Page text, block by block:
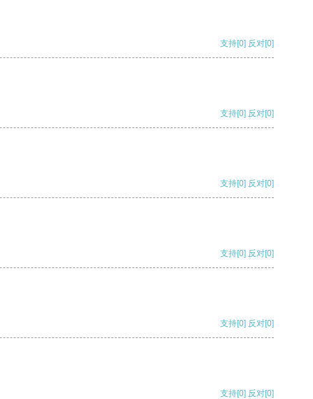
支持[0] 反对[0]
支持[0] 反对[0]
支持[0] 反对[0]
支持[0] 反对[0]
支持[0] 反对[0]
支持[0] 反对[0]